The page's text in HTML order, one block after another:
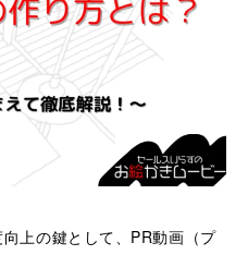
上の鍵として、PR動画（プ